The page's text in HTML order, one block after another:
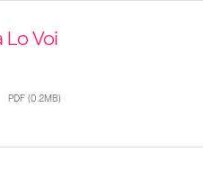
Voi
PDF (0.2MB)